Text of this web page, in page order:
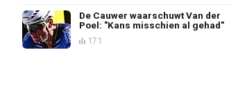
De Cauwer waarschuwt Van der
Poel: "Kans misschien al gehad"
171